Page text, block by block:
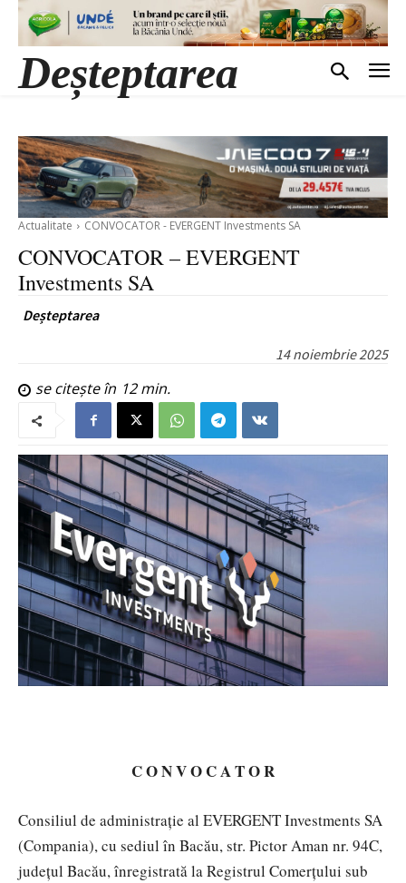
Deșteptarea
Actualitate CONVOCATOR - EVERGENT Investments SA
CONVOCATOR – EVERGENT
Investments SA
Deșteptarea
14 noiembrie 2025
se citește în 12min.
C O N V O C A T O R
Consiliul de administrație al EVERGENT Investments SA
(Compania), cu sediul în Bacău, str. Pictor Aman nr. 94C,
județul Bacău, înregistrată la Registrul Comerțului sub